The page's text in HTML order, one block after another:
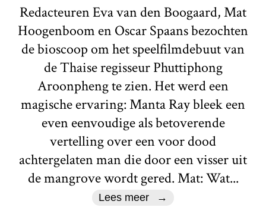
Redacteuren Eva van den Boogaard, Mat
Hoogenboom en Oscar Spaans bezochten
de bioscoop om het speelfilmdebuut van
de Thaise regisseur Phuttiphong
Aroonpheng te zien. Het werd een
magische ervaring: Manta Ray bleek een
even eenvoudige als betoverende
vertelling over een voor dood
achtergelaten man die door een visser uit
de mangrove wordt gered. Mat: Wat...
Lees meer